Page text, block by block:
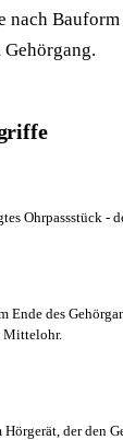
nach
Ohrpassstück -
Ende des
Mittelohr.
der den